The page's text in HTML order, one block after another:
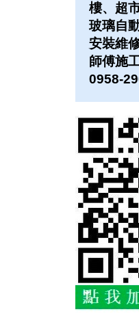
樓、超
玻璃自
安裝維
師傅施
0958-